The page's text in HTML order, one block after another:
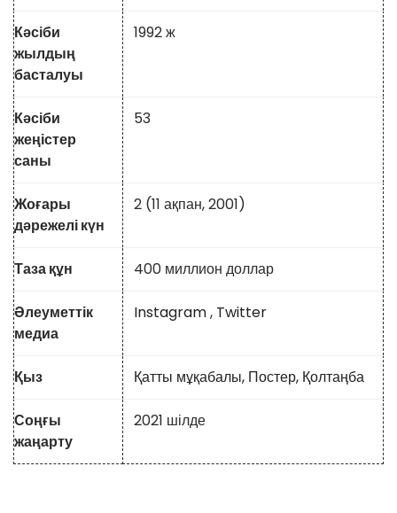
Кәсіби
жылдың
басталуы
1992 ж
Кәсіби
жеңістер
саны
53
Жоғары
дәрежелі күн
2 (11 ақпан, 2001)
Таза құн 400 миллион доллар
Әлеуметтік
медиа
Instagram, Twitter
Қыз Қатты мұқабалы, Постер, Қолтаңба
Соңғы
жаңарту
2021 шілде